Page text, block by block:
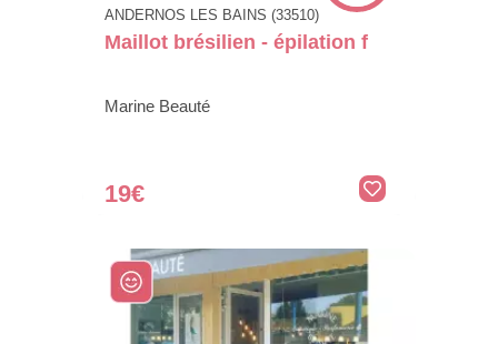
ANDERNOS LES BAINS (33510)
Maillot brésilien - épilation f
Marine Beauté
19€